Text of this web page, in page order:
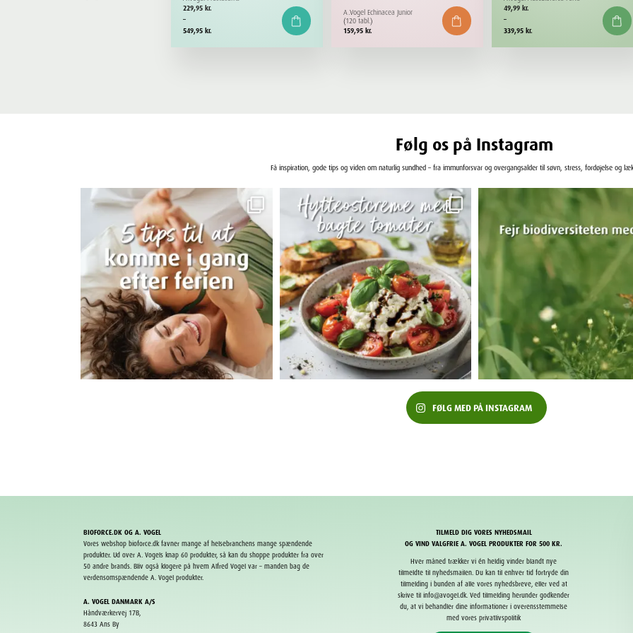
229,95 kr.
–
549,95 kr.
Prisinterval:
229,95 kr.
til
A.Vogel Echinacea Junior
(120 tabl.)
159,95 kr.
49,99 kr.
–
339,95 kr.
Prisinterval:
49,99 kr.
til
Følg os på Instagram
Få inspiration, gode tips og viden om naturlig sundhed – fra immunforsvar og overgangsalder til søvn, stress, fordøjelse og
FØLG MED PÅ INSTAGRAM
BIOFORCE.DK OG A. VOGEL
Vores webshop bioforce.dk favner mange af helsebranchens mange spændende
produkter. Ud over A. Vogels knap 60 produkter, så kan du shoppe produkter fra over
50 andre brands. Bliv også klogere på hvem Alfred Vogel var – manden bag de
verdensomspændende A. Vogel produkter.
A. VOGEL DANMARK A/S
Håndværkervej 17B,
8643 Ans By
TILMELD DIG VORES NYHEDSMAIL
OG VIND VALGFRIE A. VOGEL PRODUKTER FOR 500 KR.
Hver måned trækker vi én heldig vinder blandt nye
tilmeldte til nyhedsmailen. Du kan til enhver tid fortryde din
tilmelding i bunden af alle vores nyhedsbreve, eller ved at
skrive til info@avogel.dk. Ved tilmelding herunder godkender
du, at vi behandler dine informationer i overensstemmelse
med vores privatlivspolitik